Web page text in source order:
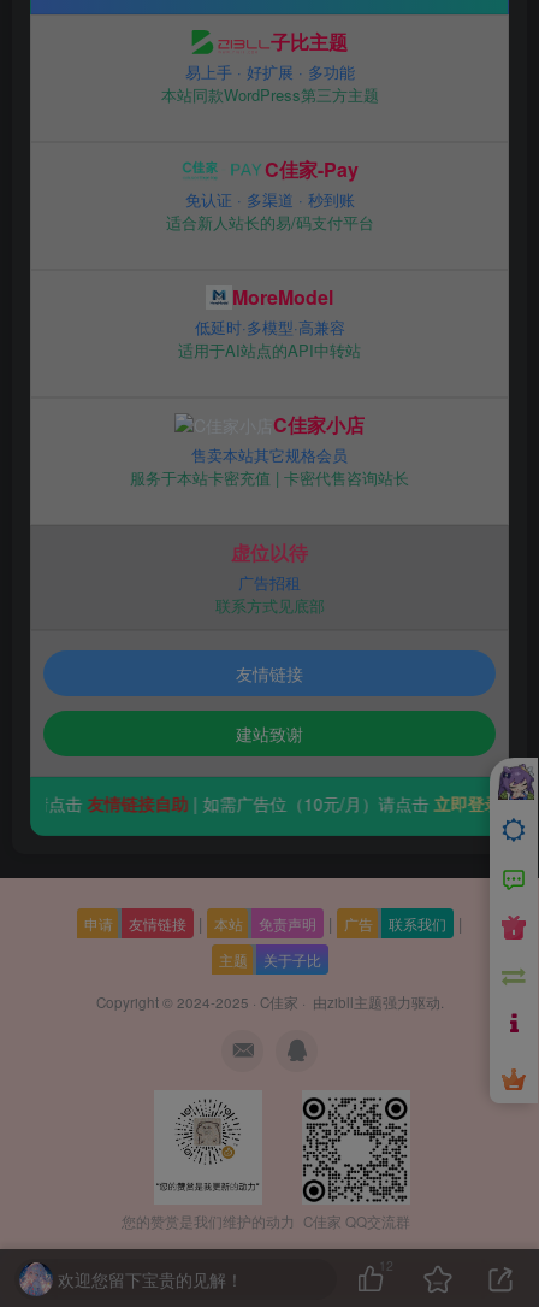
子比主题
易上手 · 好扩展 · 多功能
本站同款WordPress第三方主题
C佳家-Pay
免认证 · 多渠道 · 秒到账
适合新人站长的易/码支付平台
MoreModel
低延时·多模型·高兼容
适用于AI站点的API中转站
C佳家小店
售卖本站其它规格会员
服务于本站卡密充值 | 卡密代售咨询站长
虚位以待
广告招租
联系方式见底部
友情链接
建站致谢
情链接请点击友情链接自助| 如需广告位（10元/月）请点击立即登录
申请 友情链接 | 本站 免责声明 | 广告 联系我们 |
主题 关于子比
Copyright © 2024-2025 · C佳家 · 由zibll主题强力驱动.
您的赞赏是我们维护的动力 C佳家 QQ交流群
欢迎您留下宝贵的见解！
12